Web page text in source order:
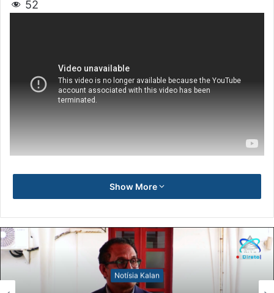
52
Show More
Notísia Kalan